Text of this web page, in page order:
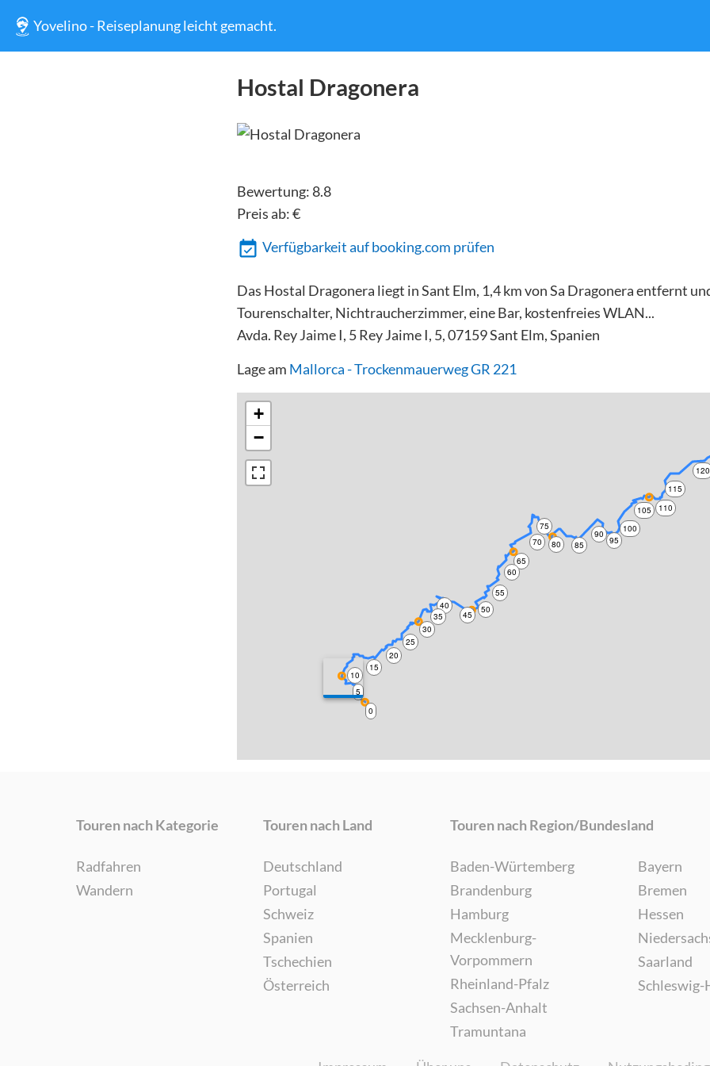
Yovelino - Reiseplanung leicht gemacht.
Hostal Dragonera
Bewertung: 8.8
Preis ab:€
Verfügbarkeit auf booking.com prüfen
Das Hostal Dragonera liegt in Sant Elm, 1,4 km von Sa Dragonera entfernt
Tourenschalter, Nichtraucherzimmer, eine Bar, kostenfreies WLAN...
Avda. Rey Jaime I, 5 Rey Jaime I, 5, 07159 Sant Elm, Spanien
Lage am Mallorca - Trockenmauerweg GR 221
0
5
10
15
20
25
30
35
40
45
50
55
60
65
70
75
80
85
90
95
100
105 110
115
120
+
−
Touren nach Kategorie
Radfahren
Wandern
Touren nach Land
Deutschland
Portugal
Schweiz
Spanien
Tschechien
Österreich
Touren nach Region/Bundesland
Baden-Würtemberg
Brandenburg
Hamburg
Mecklenburg-
Vorpommern
Rheinland-Pfalz
Sachsen-Anhalt
Tramuntana
Bayern
Bremen
Hessen
Saarland